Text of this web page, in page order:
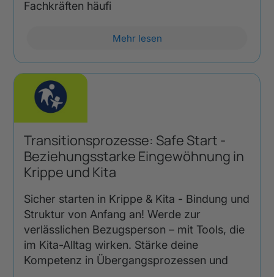
Fachkräften häufi
Mehr lesen
Transitionsprozesse: Safe Start -
Beziehungsstarke Eingewöhnung in
Krippe und Kita
Sicher starten in Krippe & Kita - Bindung und
Struktur von Anfang an! Werde zur
verlässlichen Bezugsperson – mit Tools, die
im Kita-Alltag wirken. Stärke deine
Kompetenz in Übergangsprozessen und